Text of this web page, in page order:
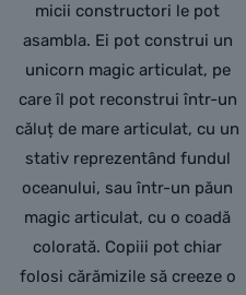
micii constructori le pot
asambla. Ei pot construi un
unicorn magic articulat, pe
care îl pot reconstrui într-un
căluț de mare articulat, cu un
stativ reprezentând fundul
oceanului, sau într-un păun
magic articulat, cu o coadă
colorată. Copiii pot chiar
folosi cărămizile să creeze o